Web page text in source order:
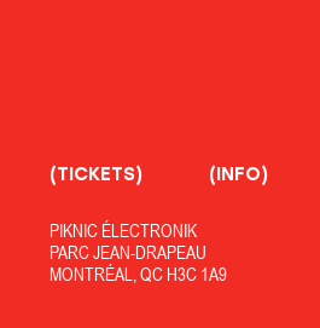
PIKNIC ÉLECTRONIK
PARC JEAN-DRAPEAU
MONTRÉAL, QC H3C 1A9
(TICKETS) (INFO)